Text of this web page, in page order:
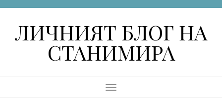
ЛИЧНИЯТ БЛОГ НА
СТАНИМИРА
Menu